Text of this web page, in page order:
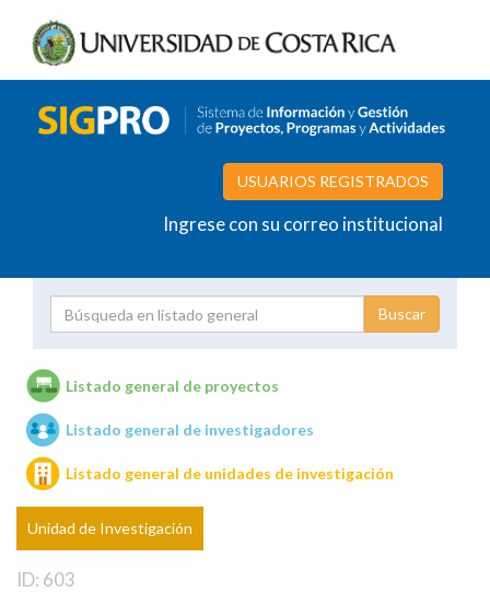
USUARIOS REGISTRADOS
Ingrese con su correo institucional
Unidades de investigación
Listado general de proyectos
Listado general de investigadores
Listado general de unidades de investigación
Unidad de Investigación
ID: 603